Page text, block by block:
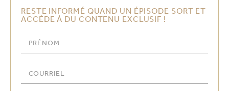
RESTE INFORMÉ QUAND UN ÉPISODE SORT ET
ACCÈDE À DU CONTENU EXCLUSIF !